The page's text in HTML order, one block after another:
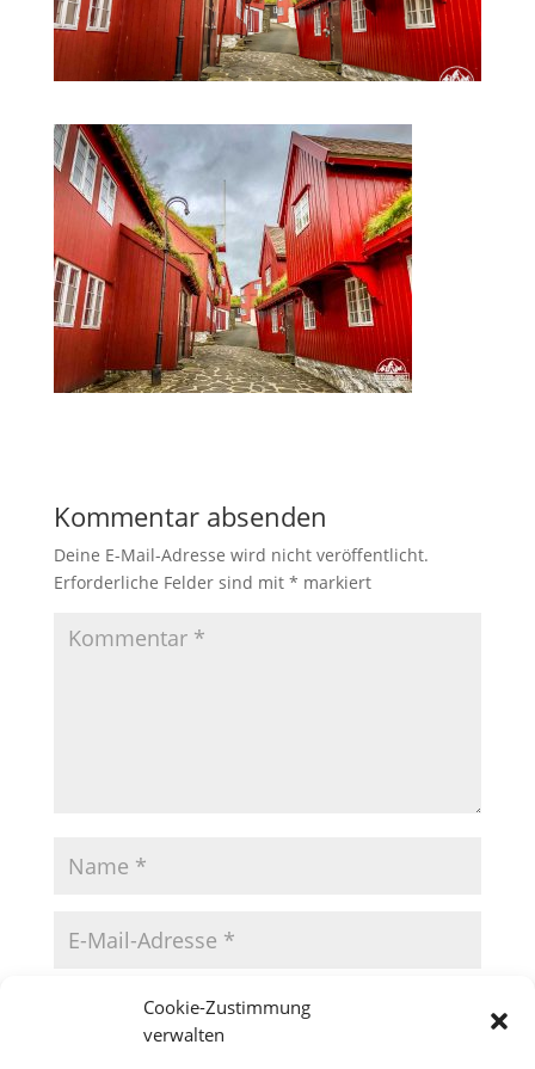
Cookie-Zustimmung
verwalten
Kommentar absenden
Deine E-Mail-Adresse wird nicht veröffentlicht.
Erforderliche Felder sind mit * markiert